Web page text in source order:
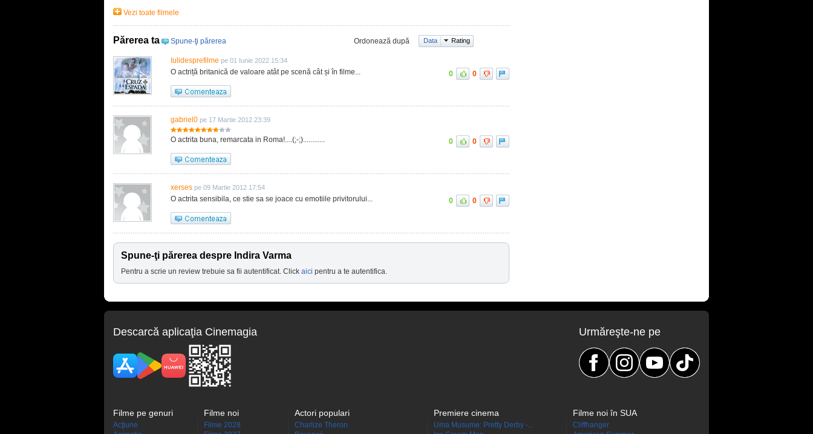
Vezi toate filmele
Părerea ta Spune-ţi părerea Ordonează după Data Rating
Iulidesprefilme pe 01 Iunie 2022 15:34
O actriță britanică de valoare atât pe scenă cât și în filme... 0 0
gabriel0 pe 17 Martie 2012 23:39
O actrita buna, remarcata in Roma!....(;-;)............ 0 0
xerses pe 09 Martie 2012 17:54
O actrita sensibila, ce stie sa se joace cu emotiile privitorului... 0 0
Spune-ţi părerea despre Indira Varma
Pentru a scrie un review trebuie sa fii autentificat. Click aici pentru a te autentifica.
Descarcă aplicaţia Cinemagia Urmăreşte-ne pe
Filme pe genuri
Acţiune
Filme noi
Filme 2028
Actori populari
Charlize Theron
Premiere cinema
Uma Musume: Pretty Derby -...
Filme noi în SUA
Cliffhanger